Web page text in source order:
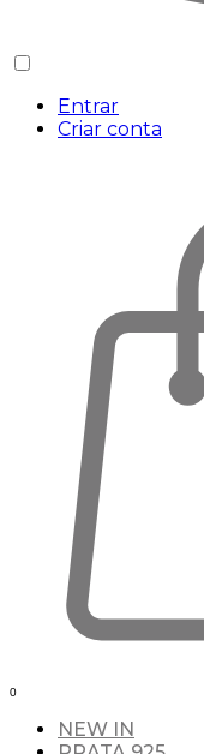
Entrar
Criar conta
0
NEW IN